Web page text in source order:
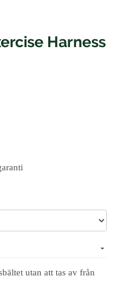
Harness
utan att tas av från